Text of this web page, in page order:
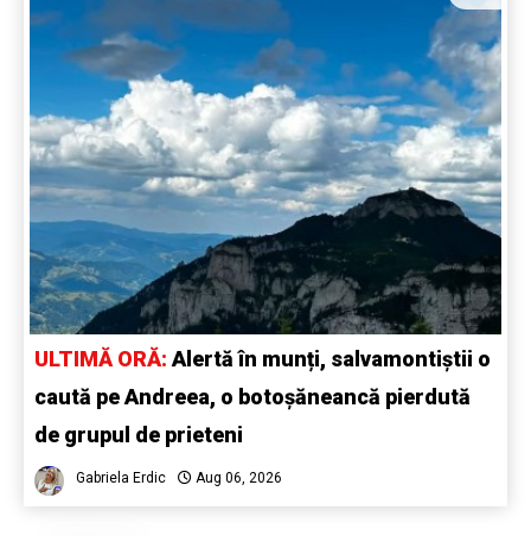
ULTIMĂ ORĂ: Alertă în munți, salvamontiștii o
caută pe Andreea, o botoșăneancă pierdută
de grupul de prieteni
Gabriela Erdic Aug 06, 2026